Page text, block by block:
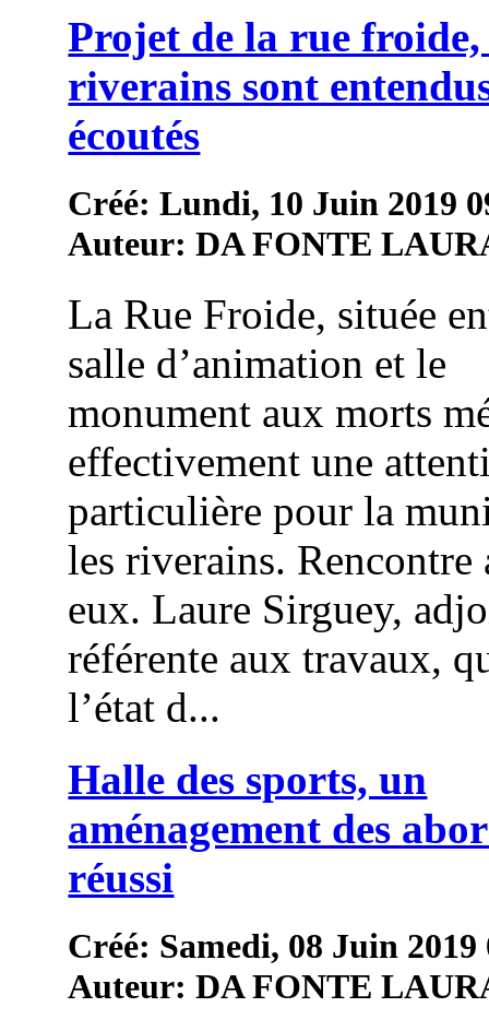
Projet de la rue froide,
riverains sont
écoutés
Créé: Lundi, 10 Juin 2019
Auteur: DA FONTE
La Rue Froide, située
salle d’animation et le
monument aux morts
effectivement une
particulière pour la
les riverains. Rencontre
eux. Laure Sirguey,
référente aux travaux,
l’état d...
Halle des sports, un
aménagement des
réussi
Créé: Samedi, 08 Juin 2019
Auteur: DA FONTE